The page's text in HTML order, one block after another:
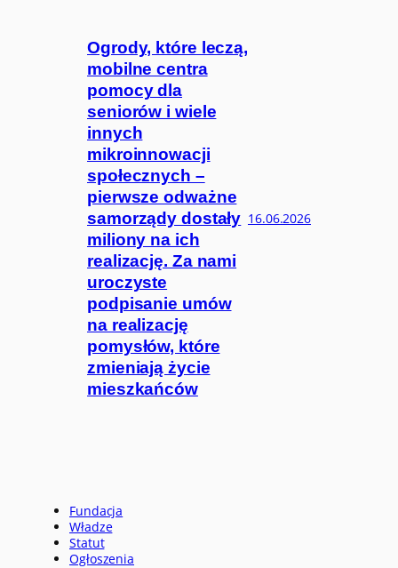
Ogrody, które leczą,
mobilne centra
pomocy dla
seniorów i wiele
innych
mikroinnowacji
społecznych –
pierwsze odważne
samorządy dostały
miliony na ich
realizację. Za nami
uroczyste
podpisanie umów
na realizację
pomysłów, które
zmieniają życie
mieszkańców
16.06.2026
Fundacja
Władze
Statut
Ogłoszenia